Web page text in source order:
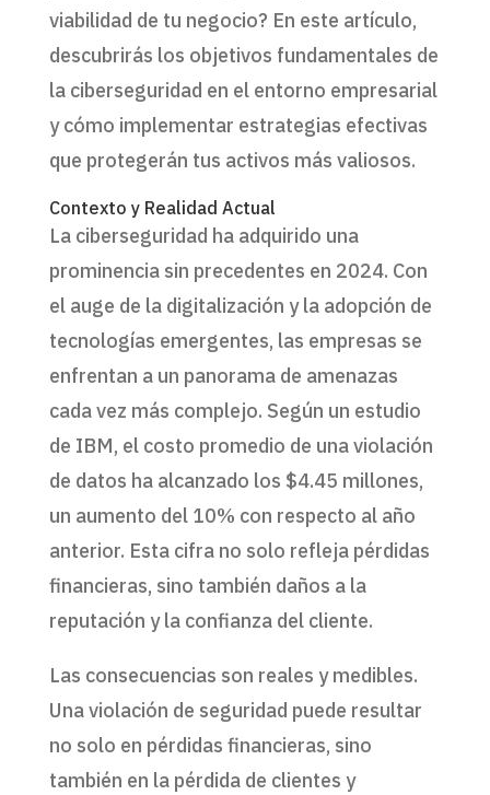
viabilidad de tu negocio? En este artículo,
descubrirás los objetivos fundamentales de
la ciberseguridad en el entorno empresarial
y cómo implementar estrategias efectivas
que protegerán tus activos más valiosos.
Contexto y Realidad Actual
La ciberseguridad ha adquirido una
prominencia sin precedentes en 2024. Con
el auge de la digitalización y la adopción de
tecnologías emergentes, las empresas se
enfrentan a un panorama de amenazas
cada vez más complejo. Según un estudio
de IBM, el costo promedio de una violación
de datos ha alcanzado los $4.45 millones,
un aumento del 10% con respecto al año
anterior. Esta cifra no solo refleja pérdidas
financieras, sino también daños a la
reputación y la confianza del cliente.
Las consecuencias son reales y medibles.
Una violación de seguridad puede resultar
no solo en pérdidas financieras, sino
también en la pérdida de clientes y